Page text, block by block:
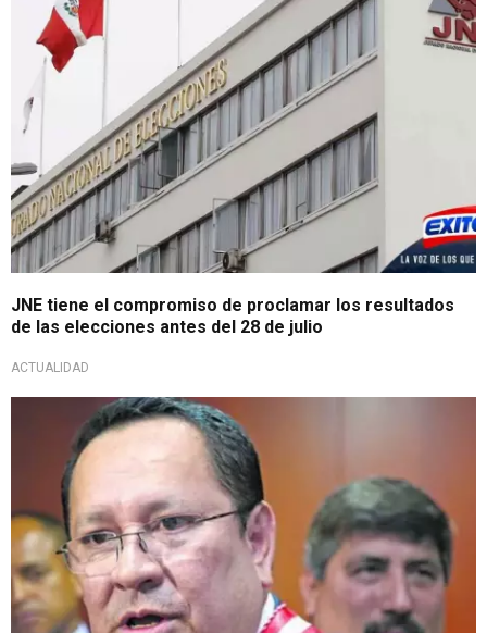
JNE tiene el compromiso de proclamar los resultados
de las elecciones antes del 28 de julio
ACTUALIDAD